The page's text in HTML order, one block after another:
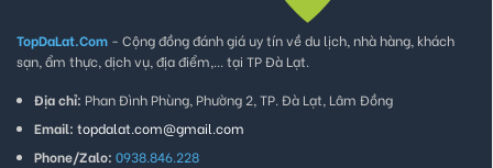
TopDaLat.Com - Cộng đồng đánh giá uy tín về du lịch, nhà hàng, khách
sạn, ẩm thực, dịch vụ, địa điểm,... tại TP Đà Lạt.
Địa chỉ: Phan Đình Phùng, Phường 2, TP. Đà Lạt, Lâm Đồng
Email: topdalat.com@gmail.com
Phone/Zalo: 0938.846.228